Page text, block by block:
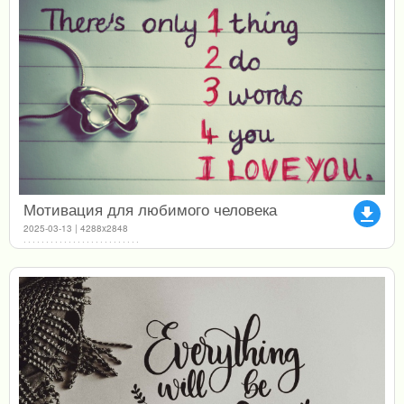
file_download
Мотивация для любимого человека
2025-03-13 | 4288x2848